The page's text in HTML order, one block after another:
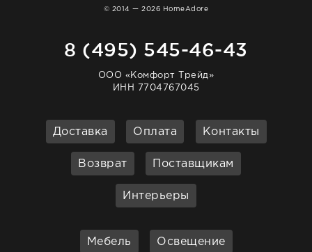
© 2014 — 2026 HomeAdore
8 (495) 545-46-43
ООО «Комфорт Трейд»
ИНН 7704767045
Доставка Оплата Контакты
Возврат Поставщикам
Интерьеры
Мебель Освещение